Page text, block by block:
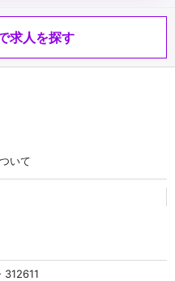
求人を探す
いて